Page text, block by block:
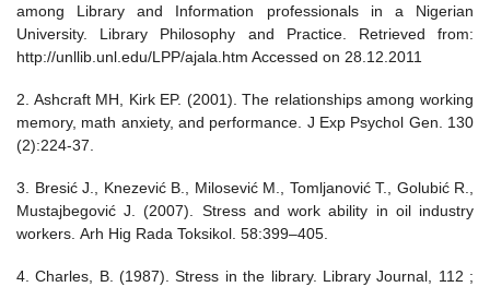
among Library and Information professionals in a Nigerian
University. Library Philosophy and Practice. Retrieved from:
http://unllib.unl.edu/LPP/ajala.htm Accessed on 28.12.2011
2. Ashcraft MH, Kirk EP. (2001). The relationships among working
memory, math anxiety, and performance. J Exp Psychol Gen. 130
(2):224-37.
3. Bresić J., Knezević B., Milosević M., Tomljanović T., Golubić R.,
Mustajbegović J. (2007). Stress and work ability in oil industry
workers. Arh Hig Rada Toksikol. 58:399–405.
4. Charles, B. (1987). Stress in the library. Library Journal, 112 ;